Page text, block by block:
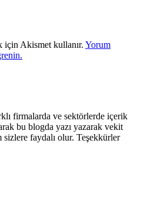
için Akismet kullanır. Yorum
firmalarda ve sektörlerde içerik
bu blogda yazı yazarak vekit
sizlere faydalı olur. Teşekkürler